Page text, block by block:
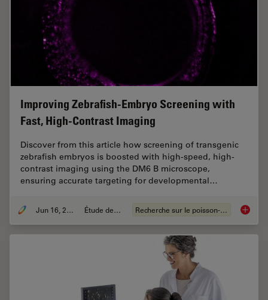
Improving Zebrafish-Embryo Screening with
Fast, High-Contrast Imaging
Discover from this article how screening of transgenic
zebrafish embryos is boosted with high-speed, high-
contrast imaging using the DM6 B microscope,
ensuring accurate targeting for developmental…
Jun 16, 2025 Étude de cas Recherche sur le poisson-zèbre